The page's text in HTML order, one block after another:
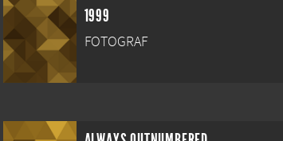
1999
FOTOGRAF